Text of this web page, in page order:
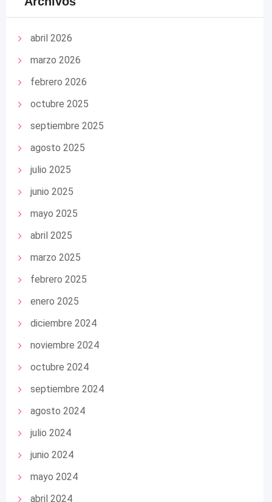
abril 2026
marzo 2026
febrero 2026
octubre 2025
septiembre 2025
agosto 2025
julio 2025
junio 2025
mayo 2025
abril 2025
marzo 2025
febrero 2025
enero 2025
diciembre 2024
noviembre 2024
octubre 2024
septiembre 2024
agosto 2024
julio 2024
junio 2024
mayo 2024
abril 2024